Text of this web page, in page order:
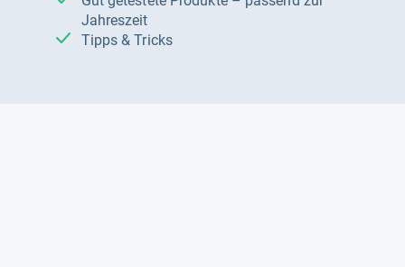
Jahreszeit
Tipps & Tricks